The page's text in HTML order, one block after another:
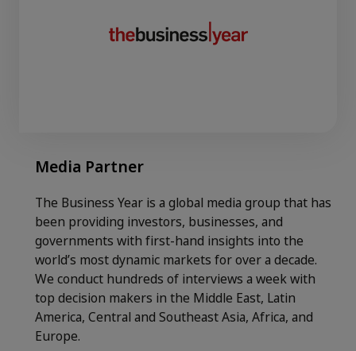
Media Partner
The Business Year is a global media group that has
been providing investors, businesses, and
governments with first-hand insights into the
world’s most dynamic markets for over a decade.
We conduct hundreds of interviews a week with
top decision makers in the Middle East, Latin
America, Central and Southeast Asia, Africa, and
Europe.